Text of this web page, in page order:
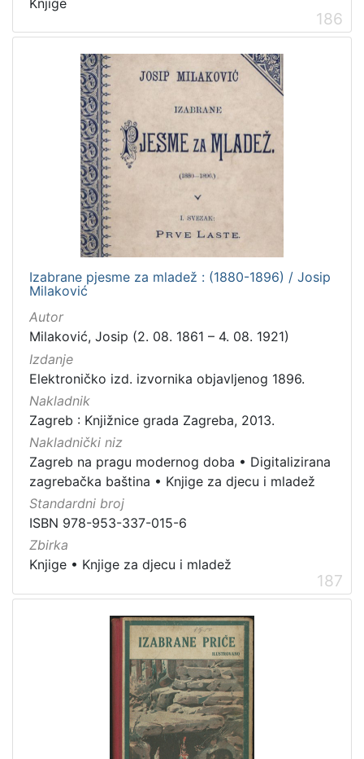
Knjige
186
Izabrane pjesme za mladež : (1880-1896) / Josip
Milaković
Autor
Milaković, Josip (2. 08. 1861 – 4. 08. 1921)
Izdanje
Elektroničko izd. izvornika objavljenog 1896.
Nakladnik
Zagreb : Knjižnice grada Zagreba, 2013.
Nakladnički niz
Zagreb na pragu modernog doba • Digitalizirana
zagrebačka baština • Knjige za djecu i mladež
Standardni broj
ISBN 978-953-337-015-6
Zbirka
Knjige • Knjige za djecu i mladež
187